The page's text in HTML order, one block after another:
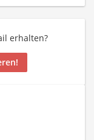
erhalten?